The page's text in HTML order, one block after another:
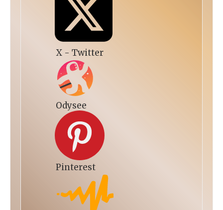
X - Twitter
Odysee
Pinterest